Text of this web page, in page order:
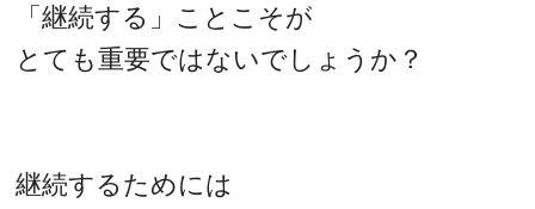
「継続する」ことこそが
とても重要ではないでしょうか？
継続するためには